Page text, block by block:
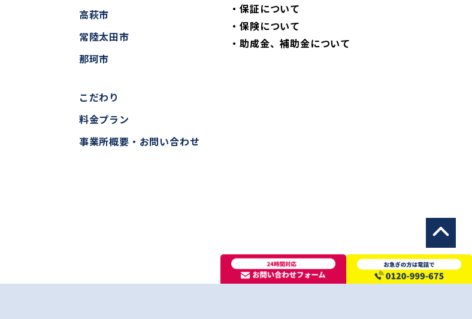
高萩市
常陸太田市
那珂市
こだわり
料金プラン
事業所概要・お問い合わせ
・保証について
・保険について
・助成金、補助金について